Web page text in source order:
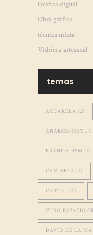
Gráfica digital
Obra gráfica
técnica mixta
Vidriera artesanal
temas
ACUARELA (2)
ANARCO-
BRANDALISM (1)
CAMISETA (1)
CARTEL (7)
CUBO ESPACIO
DAVID DE LA